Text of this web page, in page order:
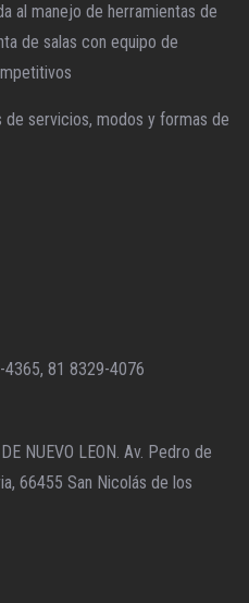
al manejo de herramientas de
de salas con equipo de
servicios, modos y formas de
81 8329-4076
NUEVO LEON. Av. Pedro de
66455 San Nicolás de los